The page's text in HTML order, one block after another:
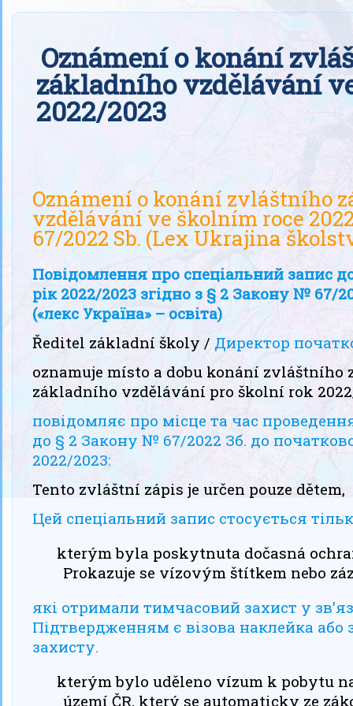
Oznámení o konání
základního vzdělávání
2022/2023
Oznámení o konání zvláštního
vzdělávání ve školním roce
67/2022 Sb. (Lex Ukrajina
Повідомлення про спеціальний запис
рік 2022/2023 згідно з § 2 Закону № 67/
(«лекс Україна» – освіта)
Ředitel základní školy / Директор
oznamuje místo a dobu konání zvláštního
základního vzdělávání pro školní rok
повідомляє про місце та час
до § 2 Закону № 67/2022 Зб. до
2022/2023:
Tento zvláštní zápis je určen pouze dětem,
Цей спеціальний запис стосується
kterým byla poskytnuta dočasná
Prokazuje se vízovým štítkem nebo
які отримали тимчасовий захист у
Підтвердженням є візова наклейка
захисту.
kterým bylo uděleno vízum k pobytu
území ČR, který se automaticky ze